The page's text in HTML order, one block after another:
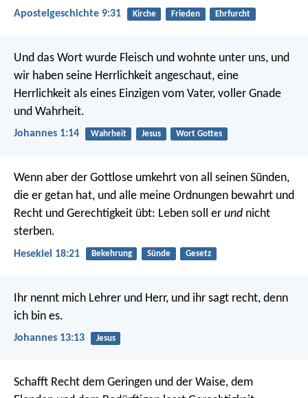
Apostelgeschichte 9:31 Kirche Frieden Ehrfurcht
Und das Wort wurde Fleisch und wohnte unter uns, und
wir haben seine Herrlichkeit angeschaut, eine
Herrlichkeit als eines Einzigen vom Vater, voller Gnade
und Wahrheit.
Johannes 1:14 Wahrheit Jesus Wort Gottes
Wenn aber der Gottlose umkehrt von all seinen Sünden,
die er getan hat, und alle meine Ordnungen bewahrt und
Recht und Gerechtigkeit übt: Leben soll er und nicht
sterben.
Hesekiel 18:21 Bekehrung Sünde Gesetz
Ihr nennt mich Lehrer und Herr, und ihr sagt recht, denn
ich bin es.
Johannes 13:13 Jesus
Schafft Recht dem Geringen und der Waise, dem